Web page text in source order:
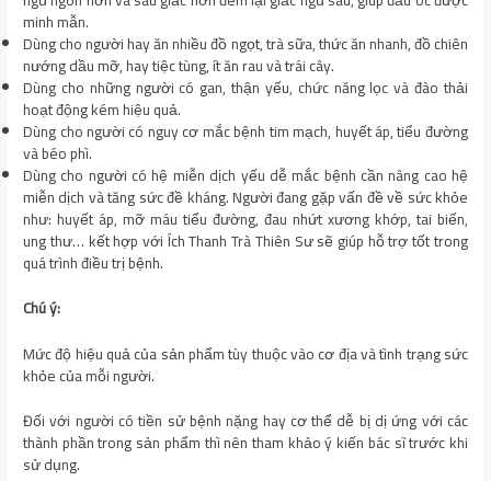
minh mẫn.
Dùng cho người hay ăn nhiều đồ ngọt, trà sữa, thức ăn nhanh, đồ chiên
nướng dầu mỡ, hay tiệc tùng, ít ăn rau và trái cây.
Dùng cho những người có gan, thận yếu, chức năng lọc và đào thải
hoạt động kém hiệu quả.
Dùng cho người có nguy cơ mắc bệnh tim mạch, huyết áp, tiểu đường
và béo phì.
Dùng cho người có hệ miễn dịch yếu dễ mắc bệnh cần nâng cao hệ
miễn dịch và tăng sức đề kháng. Người đang gặp vấn đề về sức khỏe
như: huyết áp, mỡ máu tiểu đường, đau nhứt xương khớp, tai biến,
ung thư… kết hợp với Ích Thanh Trà Thiên Sư sẽ giúp hỗ trợ tốt trong
quá trình điều trị bệnh.
Chú ý:
Mức độ hiệu quả của sản phẩm tùy thuộc vào cơ địa và tình trạng sức
khỏe của mỗi người.
Đối với người có tiền sử bệnh nặng hay cơ thể dễ bị dị ứng với các
thành phần trong sản phẩm thì nên tham khảo ý kiến bác sĩ trước khi
sử dụng.